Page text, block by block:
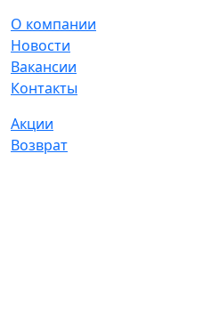
О компании
Новости
Вакансии
Контакты
Акции
Возврат